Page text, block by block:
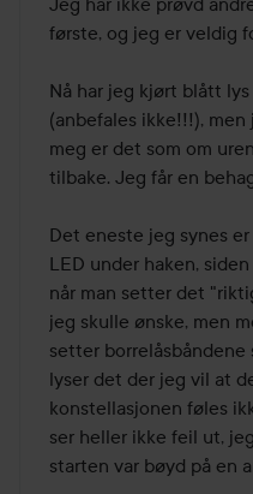
første, og jeg er veldig
Nå har jeg kjørt blått
(anbefales ikke!!!),
meg er det som om
tilbake. Jeg får en
Det eneste jeg synes
LED under haken,
når man setter det
jeg skulle ønske, men
setter borrelåsbåndene
lyser det der jeg vil at
konstellasjonen føles
ser heller ikke feil ut,
starten var bøyd på en